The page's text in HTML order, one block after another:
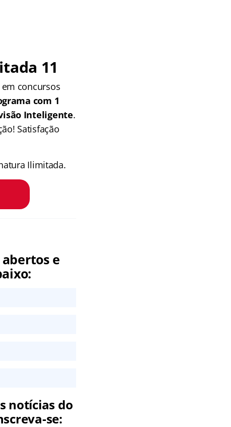
11
concursos
com 1
Inteligente.
Satisfação
Ilimitada.
e
notícias do
se: